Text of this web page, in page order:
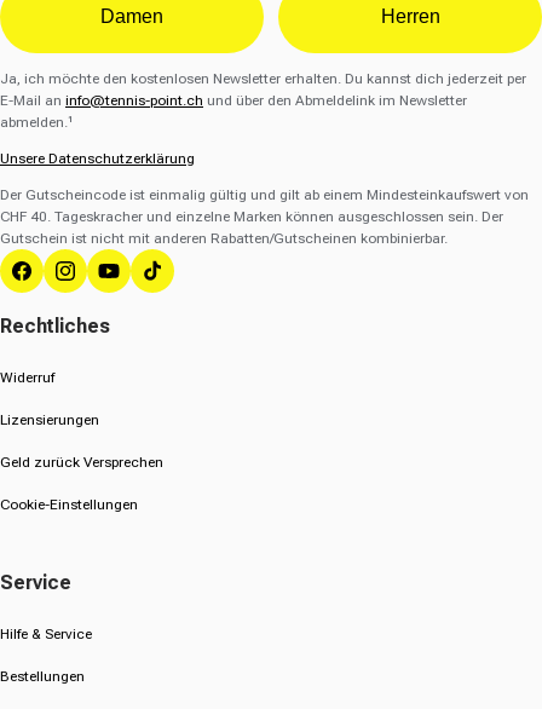
Damen Herren
Ja, ich möchte den kostenlosen Newsletter erhalten. Du kannst dich jederzeit per
E-Mail an info@tennis-point.ch und über den Abmeldelink im Newsletter
abmelden.¹
Unsere Datenschutzerklärung
Der Gutscheincode ist einmalig gültig und gilt ab einem Mindesteinkaufswert von
CHF 40. Tageskracher und einzelne Marken können ausgeschlossen sein. Der
Gutschein ist nicht mit anderen Rabatten/Gutscheinen kombinierbar.
FacebookInstagram
YouTubeTikTok
Rechtliches
Widerruf
Lizensierungen
Geld zurück Versprechen
Cookie-Einstellungen
Service
Hilfe & Service
Bestellungen